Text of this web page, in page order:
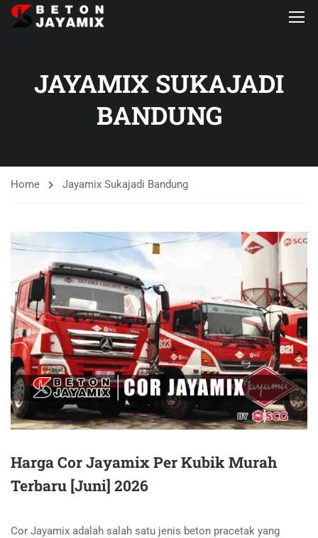
JAYAMIX SUKAJADI
BANDUNG
Home Jayamix Sukajadi Bandung
Harga Cor Jayamix Per Kubik Murah
Terbaru [Juni] 2026
Cor Jayamix adalah salah satu jenis beton pracetak yang